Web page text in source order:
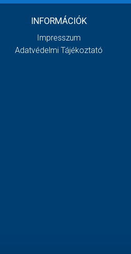
INFORMÁCIÓK
Impresszum
Adatvédelmi Tájékoztató